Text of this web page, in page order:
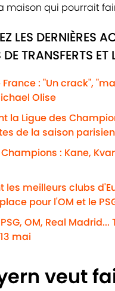
maison qui pourrait
LES DERNIÈRES
TRANSFERTS ET
France : "Un crack",
Olise
la Ligue des
de la saison
: Kane,
les meilleurs clubs
pour l'OM et le
PSG, OM, Real
mai
veut